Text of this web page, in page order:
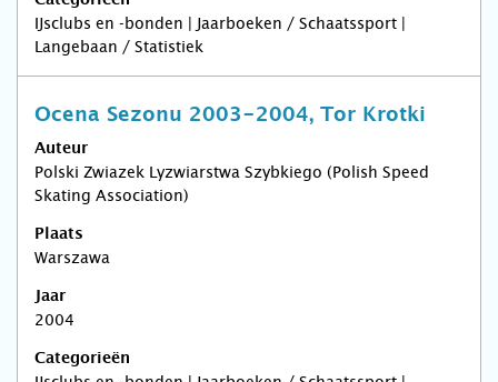
IJsclubs en -bonden | Jaarboeken / Schaatssport |
Langebaan / Statistiek
Ocena Sezonu 2003-2004, Tor Krotki
Auteur
Polski Zwiazek Lyzwiarstwa Szybkiego (Polish Speed
Skating Association)
Plaats
Warszawa
Jaar
2004
Categorieën